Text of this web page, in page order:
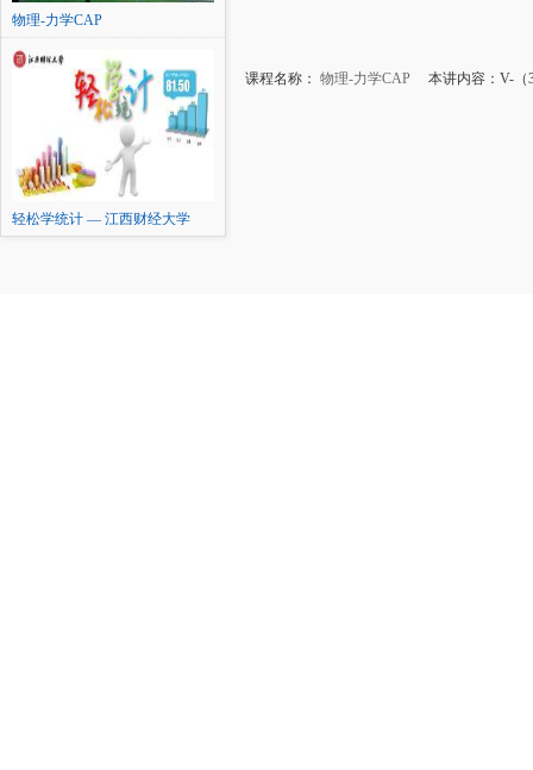
物理-力学CAP
轻松学统计 — 江西财经大学
课程名称： 物理-力学CAP 本讲内容：V-（